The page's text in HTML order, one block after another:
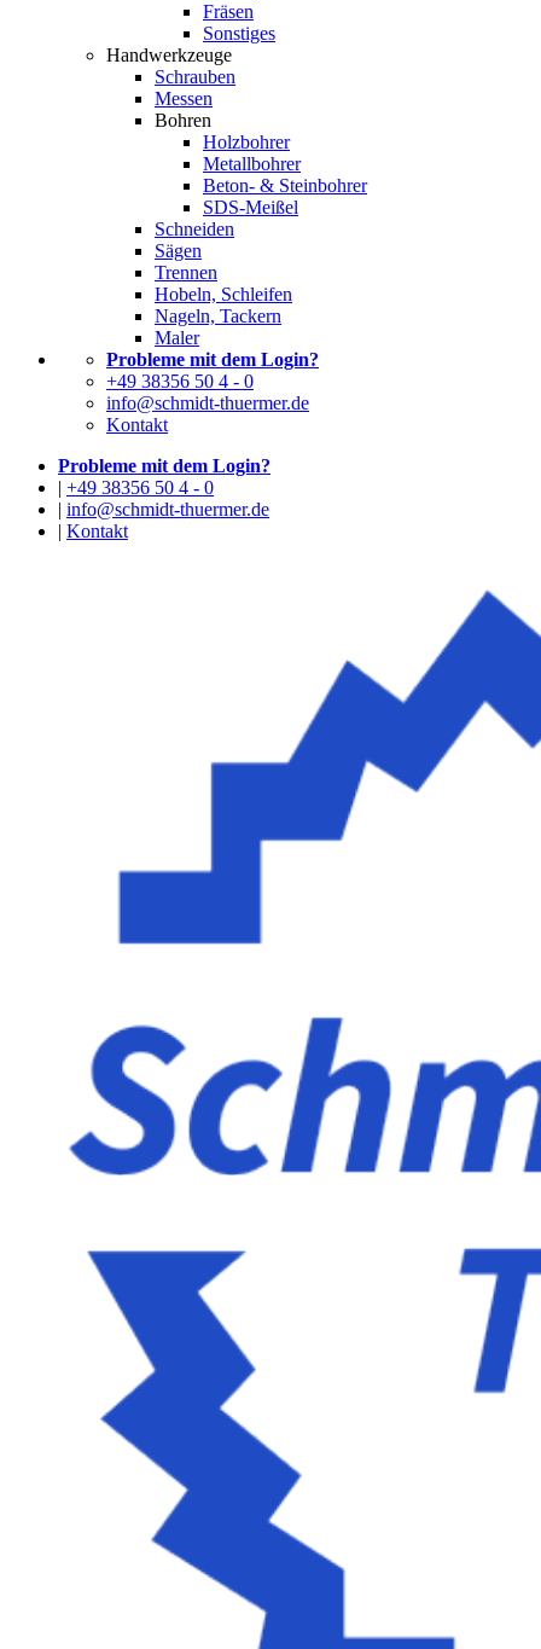
Fräsen
Sonstiges
Handwerkzeuge
Schrauben
Messen
Bohren
Holzbohrer
Metallbohrer
Beton- & Steinbohrer
SDS-Meißel
Schneiden
Sägen
Trennen
Hobeln, Schleifen
Nageln, Tackern
Maler
Probleme mit dem Login?
+49 38356 50 4 - 0
info@schmidt-thuermer.de
Kontakt
Probleme mit dem Login?
| +49 38356 50 4 - 0
| info@schmidt-thuermer.de
| Kontakt